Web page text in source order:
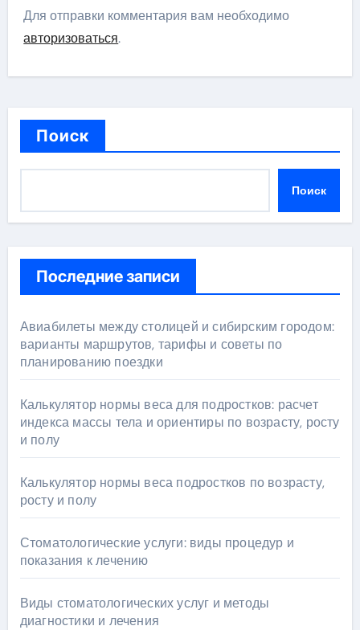
Для отправки комментария вам необходимо
авторизоваться.
Поиск
Поиск
Последние записи
Авиабилеты между столицей и сибирским городом:
варианты маршрутов, тарифы и советы по
планированию поездки
Калькулятор нормы веса для подростков: расчет
индекса массы тела и ориентиры по возрасту, росту
и полу
Калькулятор нормы веса подростков по возрасту,
росту и полу
Стоматологические услуги: виды процедур и
показания к лечению
Виды стоматологических услуг и методы
диагностики и лечения